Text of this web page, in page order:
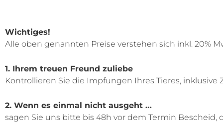
Wichtiges!
Alle oben genannten Preise verstehen sich inkl. 20%
1. Ihrem treuen Freund zuliebe
Kontrollieren Sie die Impfungen Ihres Tieres,
2. Wenn es einmal nicht ausgeht …
sagen Sie uns bitte bis 48h vor dem Termin